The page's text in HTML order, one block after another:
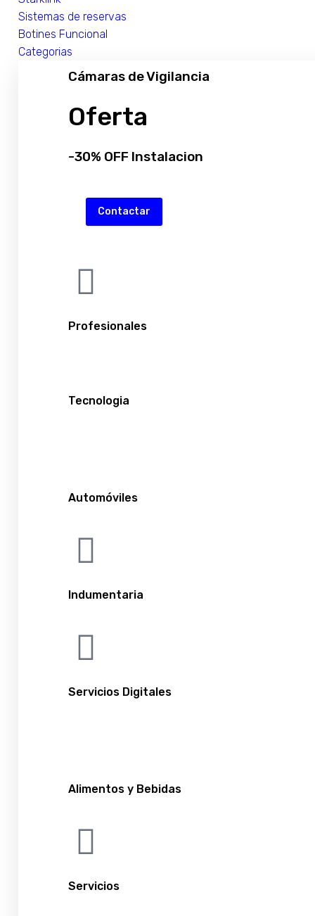
Sistemas de reservas
Botines Funcional
Categorias
Cámaras de Vigilancia
Oferta
-30% OFF Instalacion
Contactar
Profesionales
Tecnologia
Automóviles
Indumentaria
Servicios Digitales
Alimentos y Bebidas
Servicios